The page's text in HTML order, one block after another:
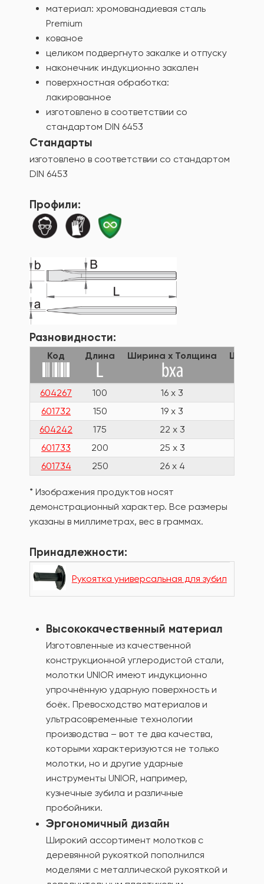
материал: хромованадиевая сталь
Premium
кованое
целиком подвергнуто закалке и отпуску
наконечник индукционно закален
поверхностная обработка:
лакированное
изготовлено в соответствии со
стандартом DIN 6453
Стандарты
изготовлено в соответствии со стандартом
DIN 6453
Профили:
Разновидности:
Код Длина Ширина х Толщина
604267 100 16 x 3
601732
150 19 x 3
604242
175 22 x 3
601733
200 25 x 3
601734
250 26 x 4
* Изображения продуктов носят
демонстрационный характер. Все размеры
указаны в миллиметрах, вес в граммах.
Принадлежности:
Рукоятка универсальная для зубил
Высококачественный материал
Изготовленные из качественной
конструкционной углеродистой стали,
молотки UNIOR имеют индукционно
упрочнённую ударную поверхность и
боёк. Превосходство материалов и
ультрасовременные технологии
производства – вот те два качества,
которыми характеризуются не только
молотки, но и другие ударные
инструменты UNIOR, например,
кузнечные зубила и различные
пробойники.
Эргономичный дизайн
Широкий ассортимент молотков с
деревянной рукояткой пополнился
моделями с металлической рукояткой и